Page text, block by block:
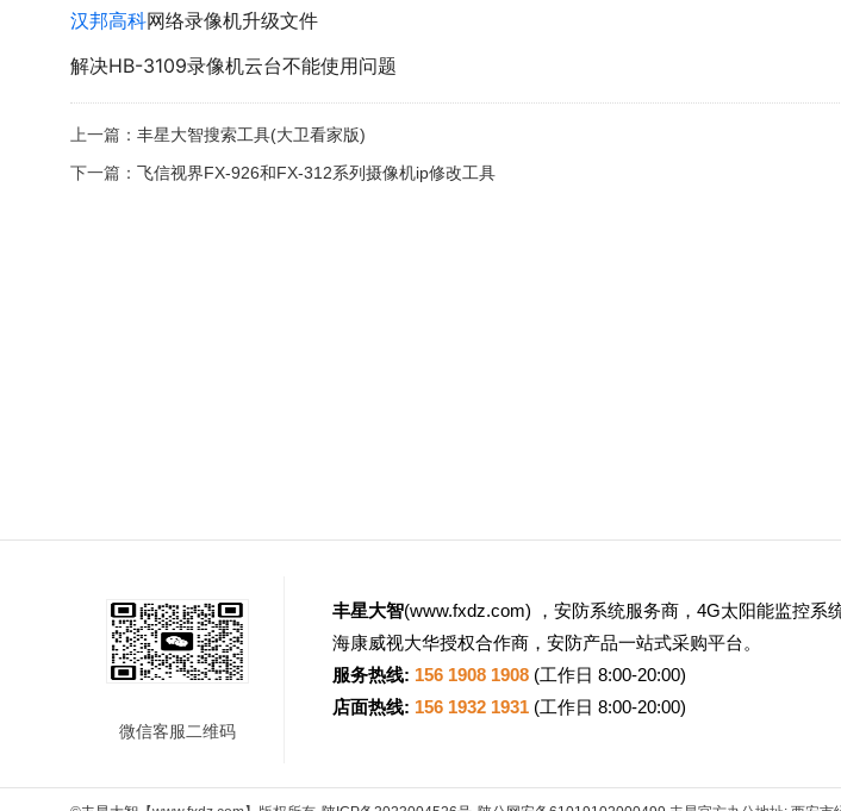
汉邦高科网络录像机升级文件
解决HB-3109录像机云台不能使用问题
上一篇： 丰星大智搜索工具(大卫看家版)
下一篇： 飞信视界FX-926和FX-312系列摄像机ip修改工具
微信客服二维码
丰星大智(www.fxdz.com) ，安防系统服务商，4G太阳能监控系
海康威视大华授权合作商，安防产品一站式采购平台。
服务热线: 156 1908 1908 (工作日 8:00-20:00)
店面热线: 156 1932 1931 (工作日 8:00-20:00)